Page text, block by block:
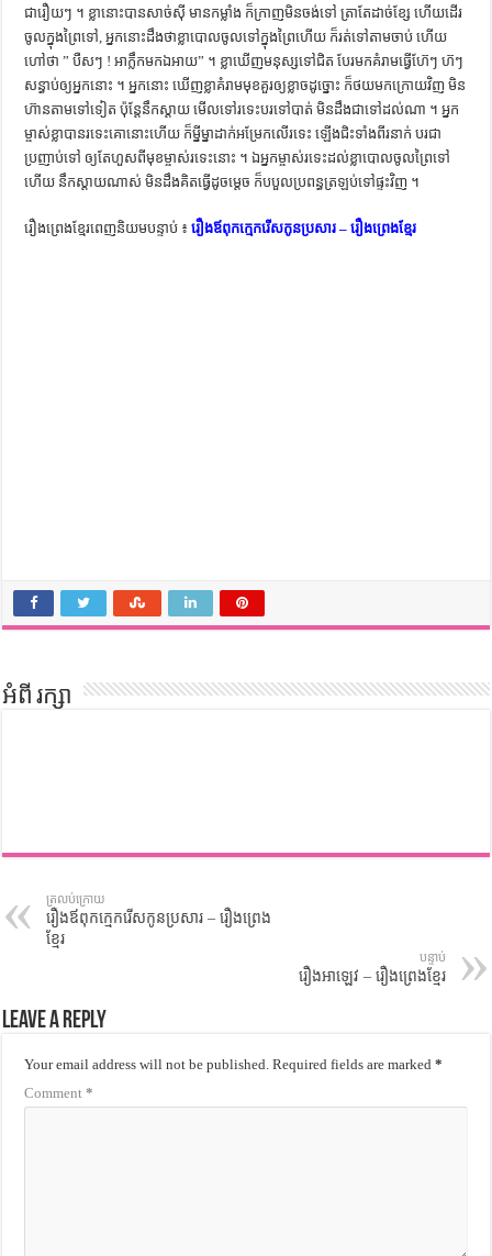
ជា​រឿយៗ ។ ខ្លា​នោះ​បាន​សាច់​ស៊ី​ មាន​កម្លាំង ក៏​ក្រាញ​មិន​ចង់​ទៅ ត្រា​តែ​ដាច់​ខ្សែ ហើយ​ដើរ​
ចូល​ក្នុង​ព្រៃ​ទៅ, អ្នក​នោះ​ដឹង​ថា​ខ្លា​បោល​ចូល​ទៅ​ក្នុង​ព្រៃ​ហើយ ក៏​រត់​ទៅ​តាម​ចាប់ ហើយ​
ហៅ​ថា ” បឺសៗ ! អាក្លឹក​មក​ឯ​អាយ” ។ ខ្លា​ឃើញ​មនុស្ស​ទៅ​ជិត បែរ​មក​គំរាម​ធ្វើ​ហ៊ែៗ ហ៊ៗ
សន្ធាប់​ឲ្យ​អ្នក​នោះ ។ អ្នក​នោះ ឃើញ​ខ្លា​គំរាម​មុខ​គួរ​ឲ្យ​ខ្លាច​ដូច្នោះ ក៏​ថយ​មក​ក្រោយ​វិញ​ មិន​
ហ៊ាន​តាម​ទៅ​ទៀត ប៉ុន្តែ​នឹក​ស្តាយ មើល​ទៅ​រទេះ​បរ​ទៅ​បាត់ មិន​ដឹង​ជា​ទៅ​ដល់​ណា ។ អ្នក​
ម្ចាស់​ខ្លា​បាន​រទេះ​គោ​នោះ​ហើយ ក៏​ម្នី​ម្នា​ដាក់​អម្រែក​លើ​រទេះ ឡើង​ជិះ​ទាំង​ពីរ​នាក់ បរ​ជា​
ប្រញាប់​ទៅ ឲ្យ​តែ​ហួស​ពី​មុខ​ម្ចាស់​រទេះ​នោះ ។ ឯអ្នក​ម្ចាស់​រទេះ​ដល់​ខ្លា​បោល​ចូល​ព្រៃ​ទៅ​
ហើយ នឹក​ស្តាយ​ណាស់ មិន​ដឹង​គិត​ធ្វើ​ដូច​ម្តេច ក៏​បបួល​ប្រពន្ធ​ត្រឡប់​ទៅ​ផ្ទះ​វិញ ។
រឿងព្រេងខ្មែរពេញនិយមបន្ទាប់ ៖រឿងឪពុកក្មេករើសកូនប្រសារ – រឿងព្រេងខ្មែរ
អំពី រក្សា
ត្រលប់ក្រោយ
រឿងឪពុកក្មេករើសកូនប្រសារ – រឿងព្រេង
ខ្មែរ
បន្ទាប់
រឿងអាឡេវ – រឿងព្រេងខ្មែរ
Leave a Reply
Your email address will not be published. Required fields are marked*
Comment*